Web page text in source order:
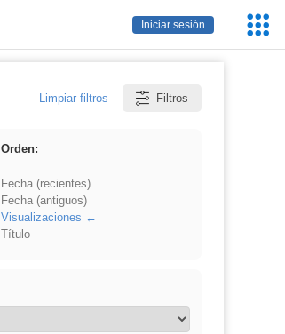
Iniciar sesión
Limpiar filtros Filtros
Orden:
Fecha (recientes)
Fecha (antiguos)
Visualizaciones
Título